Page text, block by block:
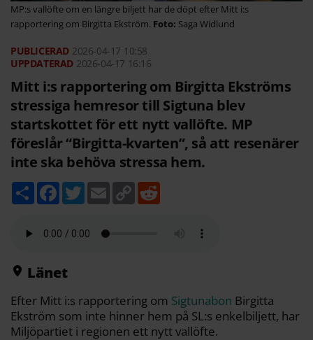
MP:s vallöfte om en längre biljett har de döpt efter Mitt i:s
rapportering om Birgitta Ekström.
Saga Widlund
2026-04-17 10:58
2026-04-17 16:16
Mitt i:s rapportering om Birgitta Ekströms
stressiga hemresor till Sigtuna blev
startskottet för ett nytt vallöfte. MP
föreslår “Birgitta-kvarten”, så att resenärer
inte ska behöva stressa hem.
D
e
F
c
b
k
T
w
t
E
m
a
C
o
p
Länet
Efter Mitt i:s rapportering om Sigtunabon Birgitta
Ekström som inte hinner hem på SL:s enkelbiljett, har
Miljöpartiet i regionen ett nytt vallöfte.